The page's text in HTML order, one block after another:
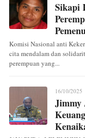
Sikapi
Komisi Nasional anti
cita mendalam dan
perempuan yang...
16/10/2025
Jimmy